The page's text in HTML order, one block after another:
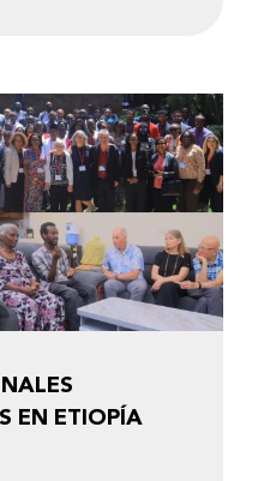
EN ETIOPÍA